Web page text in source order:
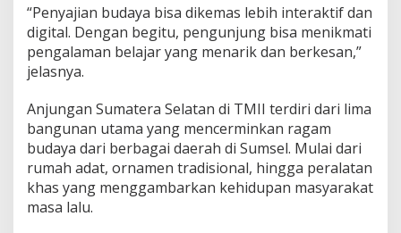
a
P
u
t
d
u
k
a
“Penyajian budaya bisa dikemas lebih interaktif dan
digital. Dengan begitu, pengunjung bisa menikmati
pengalaman belajar yang menarik dan berkesan,”
jelasnya.
Anjungan Sumatera Selatan di TMII terdiri dari lima
bangunan utama yang mencerminkan ragam
budaya dari berbagai daerah di Sumsel. Mulai dari
rumah adat, ornamen tradisional, hingga peralatan
khas yang menggambarkan kehidupan masyarakat
masa lalu.